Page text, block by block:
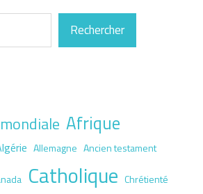
Rechercher
Afrique
Allemagne Ancien testament
Catholique Chrétienté